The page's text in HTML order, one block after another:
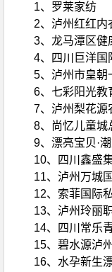
1、罗莱家纺
2、泸州红红内
3、龙马潭区健
4、四川巨洋国
5、泸州市皇朝
6、七彩阳光教
7、泸州梨花源
8、尚忆儿童城
9、漂亮宝贝·
10、四川鑫盛
11、泸州万城
12、索菲国际
13、泸州玲丽
14、四川常乐
15、碧水源泸
16、水孕新生